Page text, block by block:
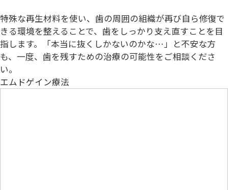
特殊な再生材料を使い、歯の周囲の組織が再び自ら修復で
きる環境を整えることで、歯をしっかり支え直すことを目
指します。「本当に抜くしかないのかな…」と不安な方
も、一度、歯を残すための治療の可能性をご相談くださ
い。
エムドゲイン療法